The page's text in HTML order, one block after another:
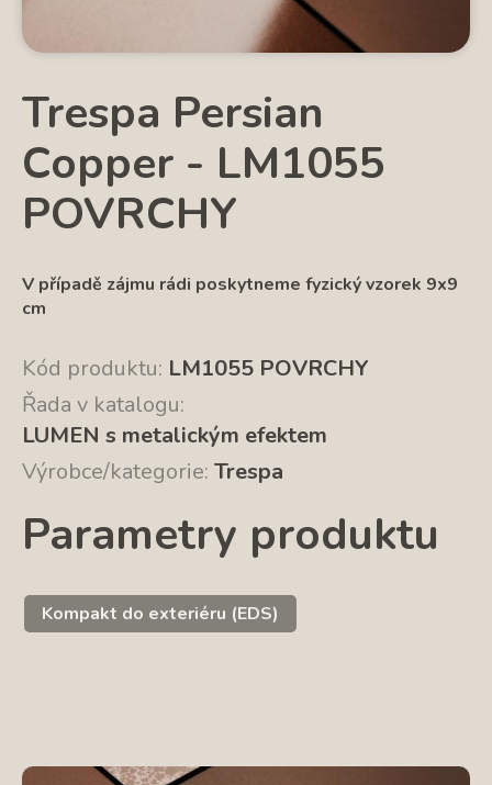
Trespa Persian
Copper - LM1055
POVRCHY
V případě zájmu rádi poskytneme fyzický vzorek 9x9
cm
Kód produktu: LM1055 POVRCHY
Řada v katalogu:
LUMEN s metalickým efektem
Výrobce/kategorie: Trespa
Parametry produktu
Kompakt do exteriéru (EDS)